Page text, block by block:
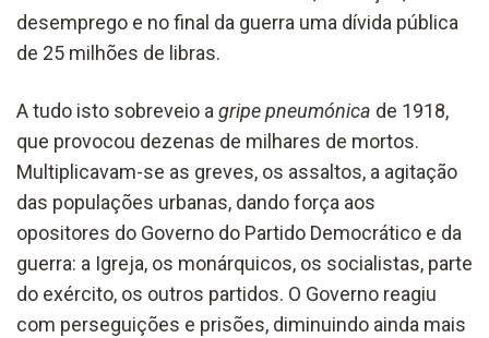
desemprego e no final da guerra uma dívida pública
de 25 milhões de libras.
A tudo isto sobreveio agripe pneumónica de 1918,
que provocou dezenas de milhares de mortos.
Multiplicavam-se as greves, os assaltos, a agitação
das populações urbanas, dando força aos
opositores do Governo do Partido Democrático e da
guerra: a Igreja, os monárquicos, os socialistas, parte
do exército, os outros partidos. O Governo reagiu
com perseguições e prisões, diminuindo ainda mais